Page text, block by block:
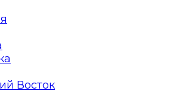
Восток